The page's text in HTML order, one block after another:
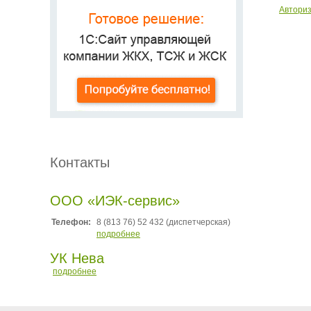
Контакты
ООО «ИЭК-сервис»
Телефон:
8 (813 76) 52 432 (диспетчерская)
подробнее
УК Нева
подробнее